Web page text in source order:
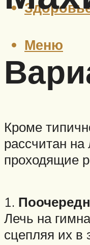
Меню
Кроме
рассчитан
проходящие
1.
Лечь на
сцепляя их в